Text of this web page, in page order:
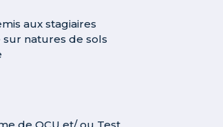
aux stagiaires
natures de sols